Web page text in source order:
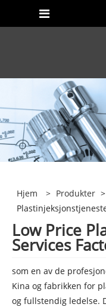
Hjem > Produkter >
Low Price
Services
som en av de
Kina og fabrikken for
og fullstendig ledelse.